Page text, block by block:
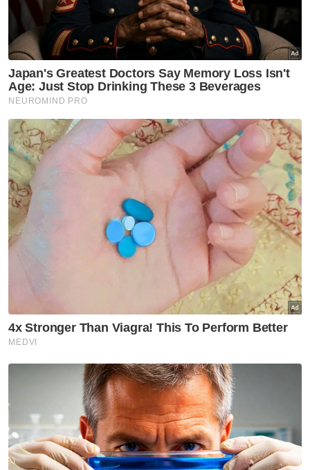
"Kalau ada mana-mana empat orang ADUN
kerajaan yang terkesima atau teruja dengan
mana-mana tawaran, fikirlah semula sebab
bila dah lompat parti dan digugur sebagai
ADUN, dia tak boleh bertanding semula di
tempat itu," katanya.
Dalam pada itu, Saarani menasihatkan
ADUN-ADUN bertindak bijak sebagai orang
politik dan tidak mudah termakan umpan
Berita Telus & Tulus menerusi E-Mel setiap